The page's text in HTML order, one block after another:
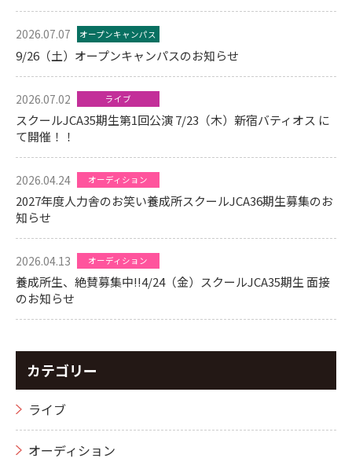
2026.07.07 オープンキャンパス
9/26（土）オープンキャンパスのお知らせ
2026.07.02 ライブ
スクールJCA35期生第1回公演 7/23（木）新宿バティオス に
て開催！！
2026.04.24 オーディション
2027年度人力舎のお笑い養成所スクールJCA36期生募集のお
知らせ
2026.04.13 オーディション
養成所生、絶賛募集中!!4/24（金）スクールJCA35期生 面接
のお知らせ
カテゴリー
ライブ
オーディション